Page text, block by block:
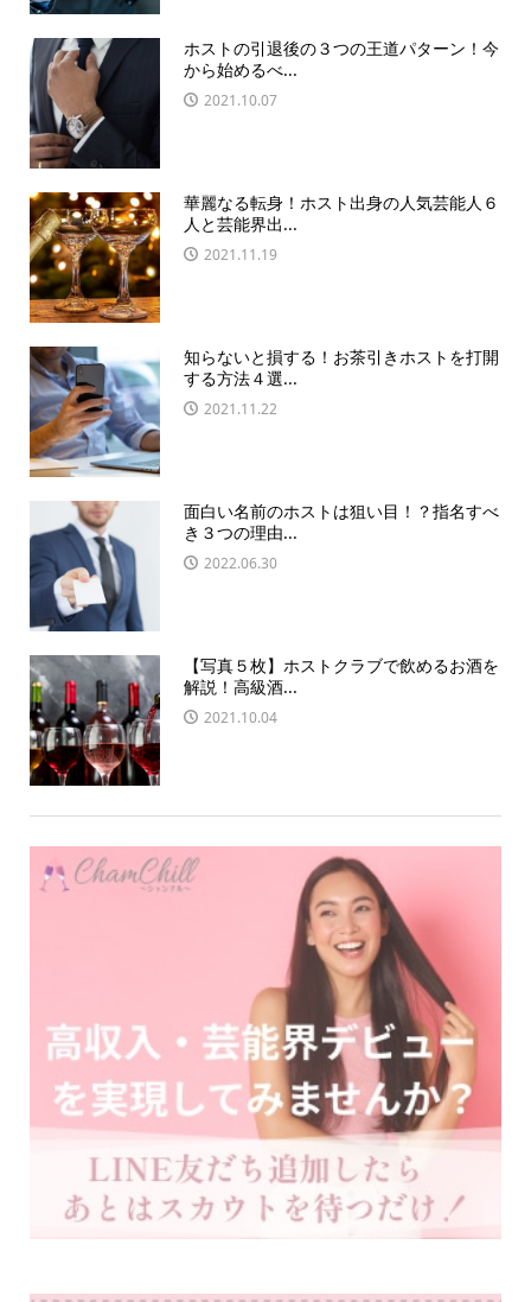
ホストの引退後の３つの王道パターン！今
から始めるべ...
2021.10.07
華麗なる転身！ホスト出身の人気芸能人６
人と芸能界出...
2021.11.19
知らないと損する！お茶引きホストを打開
する方法４選...
2021.11.22
面白い名前のホストは狙い目！？指名すべ
き３つの理由...
2022.06.30
【写真５枚】ホストクラブで飲めるお酒を
解説！高級酒...
2021.10.04